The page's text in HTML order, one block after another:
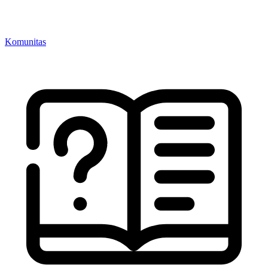
Komunitas